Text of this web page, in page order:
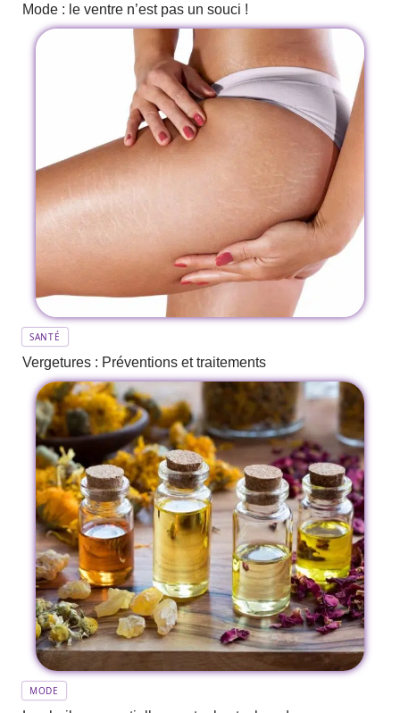
Mode : le ventre n’est pas un souci !
SANTÉ
Vergetures : Préventions et traitements
MODE